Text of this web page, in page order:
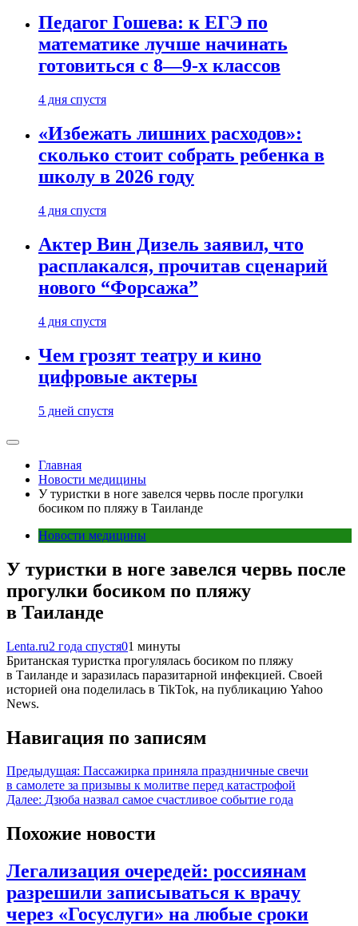
Педагог Гошева: к ЕГЭ по
математике лучше начинать
готовиться с 8—9-х классов
4 дня спустя
«Избежать лишних расходов»:
сколько стоит собрать ребенка в
школу в 2026 году
4 дня спустя
Актер Вин Дизель заявил, что
расплакался, прочитав сценарий
нового “Форсажа”
4 дня спустя
Чем грозят театру и кино
цифровые актеры
5 дней спустя
Главная
Новости медицины
У туристки в ноге завелся червь после прогулки
босиком по пляжу в Таиланде
Новости медицины
У туристки в ноге завелся червь после
прогулки босиком по пляжу
в Таиланде
Lenta.ru2 года спустя01 минуты
Британская туристка прогулялась босиком по пляжу
в Таиланде и заразилась паразитарной инфекцией. Своей
историей она поделилась в TikTok, на публикацию Yahoo
News.
Навигация по записям
Предыдущая: Пассажирка приняла праздничные свечи
в самолете за призывы к молитве перед катастрофой
Далее: Дзюба назвал самое счастливое событие года
Похожие новости
Легализация очередей: россиянам
разрешили записываться к врачу
через «Госуслуги» на любые сроки